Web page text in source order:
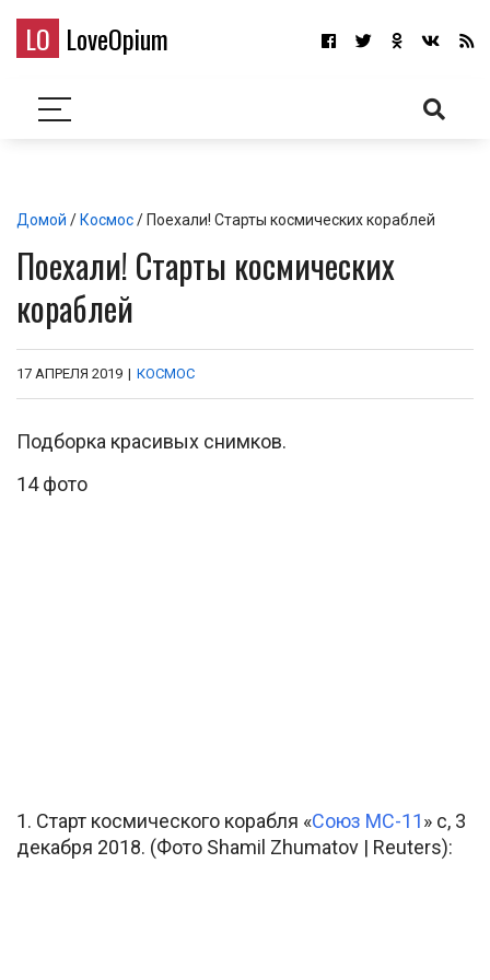
LO LoveOpium
Домой / Космос/ Поехали! Старты космических кораблей
Поехали! Старты космических
кораблей
17 АПРЕЛЯ 2019 | КОСМОС
Подборка красивых снимков.
14 фото
1. Старт космического корабля «Союз МС-11» с, 3
декабря 2018. (Фото Shamil Zhumatov | Reuters):